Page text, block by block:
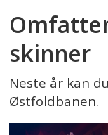
skinner
Neste år kan
Østfoldbanen.